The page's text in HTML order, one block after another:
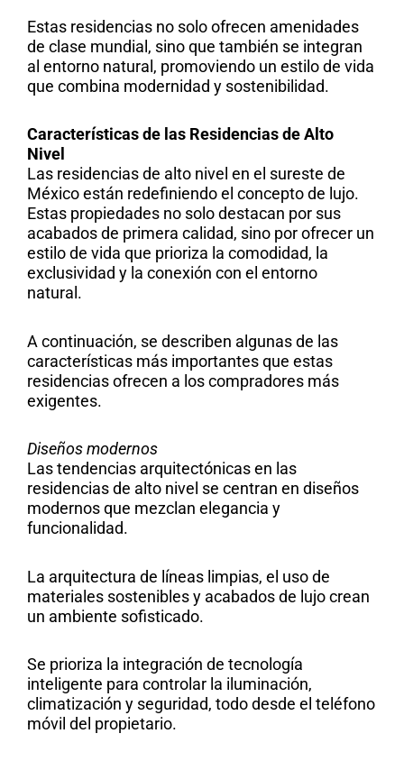
Estas residencias no solo ofrecen amenidades
de clase mundial, sino que también se integran
al entorno natural, promoviendo un estilo de vida
que combina modernidad y sostenibilidad.
Características de las Residencias de Alto
Nivel
Las residencias de alto nivel en el sureste de
México están redefiniendo el concepto de lujo.
Estas propiedades no solo destacan por sus
acabados de primera calidad, sino por ofrecer un
estilo de vida que prioriza la comodidad, la
exclusividad y la conexión con el entorno
natural.
A continuación, se describen algunas de las
características más importantes que estas
residencias ofrecen a los compradores más
exigentes.
Diseños modernos
Las tendencias arquitectónicas en las
residencias de alto nivel se centran en diseños
modernos que mezclan elegancia y
funcionalidad.
La arquitectura de líneas limpias, el uso de
materiales sostenibles y acabados de lujo crean
un ambiente sofisticado.
Se prioriza la integración de tecnología
inteligente para controlar la iluminación,
climatización y seguridad, todo desde el teléfono
móvil del propietario.